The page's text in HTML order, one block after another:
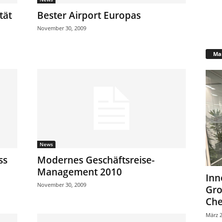
Bester Airport Europas
November 30, 2009
News
Modernes Geschäftsreise-
Management 2010
November 30, 2009
März